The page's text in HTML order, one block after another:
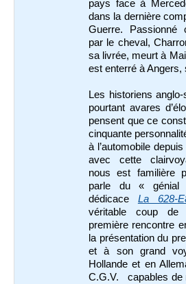
pays face à
dans la dernière
Guerre. Passionné
par le cheval,
sa livrée, meurt à
est enterré à Angers,
Les historiens
pourtant avares
pensent que ce
cinquante
à l’automobile
avec cette
nous est familière
parle du « génial
dédicace La 628-
véritable coup
première rencontre
la présentation du
et à son grand
Hollande et en
C.G.V. capables de